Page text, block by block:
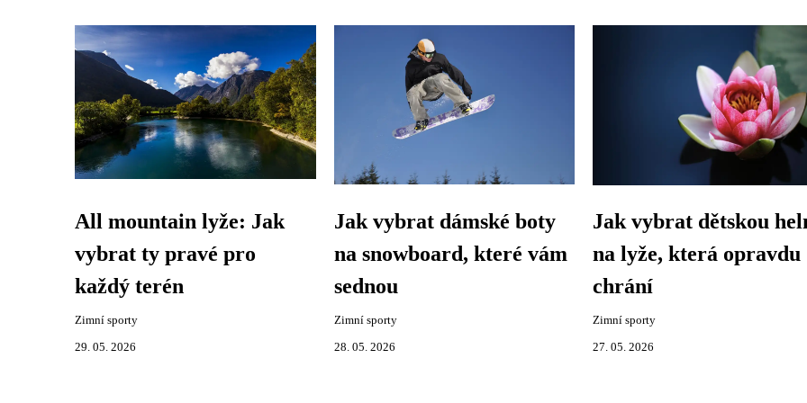
All mountain lyže: Jak
vybrat ty pravé pro
každý terén
Zimní sporty
29. 05. 2026
Jak vybrat dámské boty
na snowboard, které vám
sednou
Zimní sporty
28. 05. 2026
Jak vybrat dětskou
na lyže, která opravdu
chrání
Zimní sporty
27. 05. 2026